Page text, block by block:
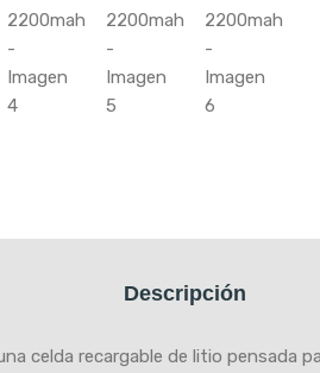
Descripción
celda recargable de litio pensada